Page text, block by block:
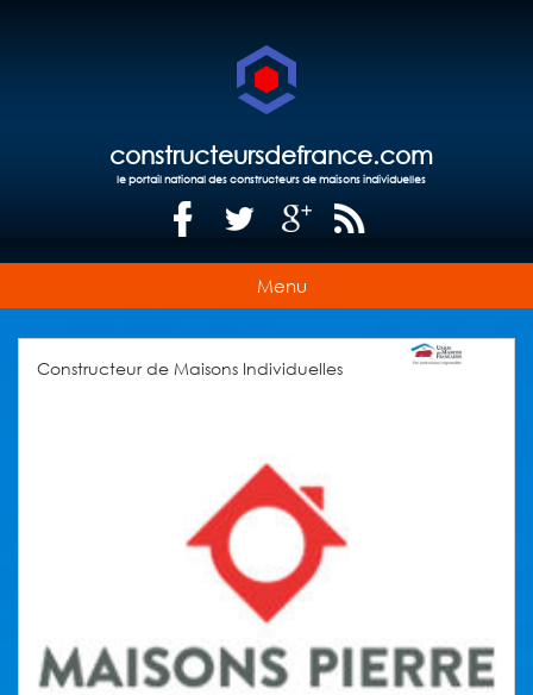
constructeursdefrance.com
le portail national des constructeurs de maisons individuelles
Menu
Constructeur de Maisons Individuelles